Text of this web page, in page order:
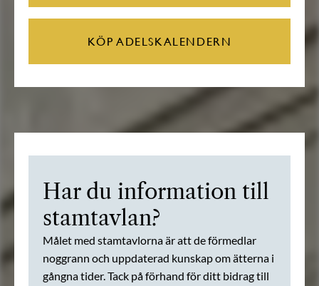
KÖP ADELSKALENDERN
Har du information till
stamtavlan?
Målet med stamtavlorna är att de förmedlar
noggrann och uppdaterad kunskap om ätterna i
gångna tider. Tack på förhand för ditt bidrag till